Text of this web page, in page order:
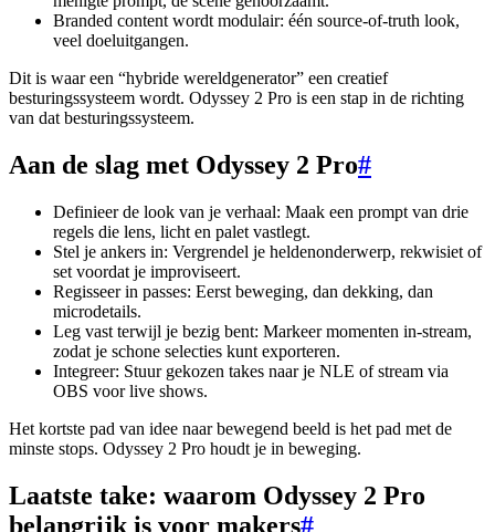
Branded content wordt modulair: één source-of-truth look,
veel doeluitgangen.
Dit is waar een “hybride wereldgenerator” een creatief
besturingssysteem wordt. Odyssey 2 Pro is een stap in de richting
van dat besturingssysteem.
Aan de slag met Odyssey 2 Pro#
Definieer de look van je verhaal: Maak een prompt van drie
regels die lens, licht en palet vastlegt.
Stel je ankers in: Vergrendel je heldenonderwerp, rekwisiet of
set voordat je improviseert.
Regisseer in passes: Eerst beweging, dan dekking, dan
microdetails.
Leg vast terwijl je bezig bent: Markeer momenten in-stream,
zodat je schone selecties kunt exporteren.
Integreer: Stuur gekozen takes naar je NLE of stream via
OBS voor live shows.
Het kortste pad van idee naar bewegend beeld is het pad met de
minste stops. Odyssey 2 Pro houdt je in beweging.
Laatste take: waarom Odyssey 2 Pro
belangrijk is voor makers#